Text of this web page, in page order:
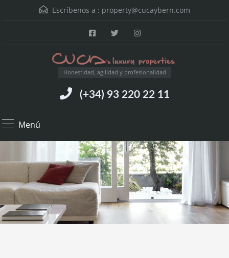
Escríbenos a : property@cucaybern.com
Honestidad, agilidad y profesionalidad
(+34) 93 220 22 11
Menú